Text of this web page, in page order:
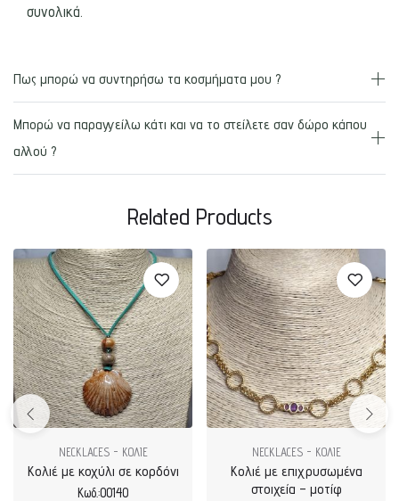
συνολικά.
Πως μπορώ να συντηρήσω τα κοσμήματα μου ?
Μπορώ να παραγγείλω κάτι και να το στείλετε σαν δώρο κάπου
αλλού ?
Related Products
NECKLACES - ΚΟΛΙΕ
Κολιέ με κοχύλι σε κορδόνι
Κωδ.:00140
NECKLACES - ΚΟΛΙΕ
Κολιέ με επιχρυσωμένα
στοιχεία – μοτίφ